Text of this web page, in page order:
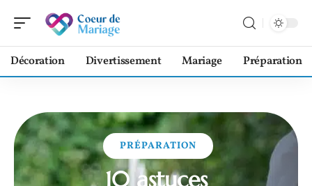
Décoration Divertissement Mariage Préparation
PRÉPARATION
10 astuces